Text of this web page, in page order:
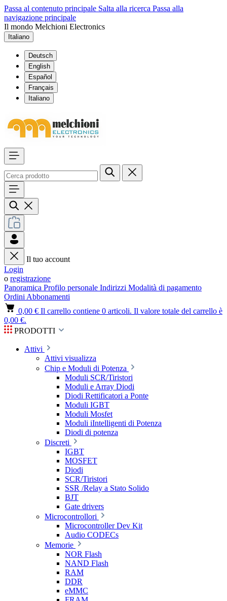
Passa al contenuto principale Salta alla ricerca Passa alla
navigazione principale
Il mondo Melchioni Electronics
Italiano
Deutsch
English
Español
Français
Italiano
Il tuo account
Login
o registrazione
Panoramica Profilo personale Indirizzi Modalità di pagamento
Ordini Abbonamenti
0,00 € Il carrello contiene 0 articoli. Il valore totale del carrello è
0,00 €.
PRODOTTI
Attivi
Attivi visualizza
Chip e Moduli di Potenza
Moduli SCR/Tiristori
Moduli e Array Diodi
Diodi Rettificatori a Ponte
Moduli IGBT
Moduli Mosfet
Moduli iIntelligenti di Potenza
Diodi di potenza
Discreti
IGBT
MOSFET
Diodi
SCR/Tiristori
SSR /Relay a Stato Solido
BJT
Gate drivers
Microcontrollori
Microcontroller Dev Kit
Audio CODECs
Memorie
NOR Flash
NAND Flash
RAM
DDR
eMMC